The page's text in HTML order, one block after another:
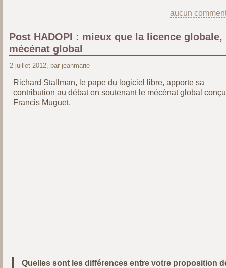
aucun
Post HADOPI : mieux que la licence globale,
mécénat global
2 juillet 2012, par jeanmarie
Richard Stallman, le pape du logiciel libre, apporte sa
contribution au débat en soutenant le mécénat global
Francis Muguet.
Quelles sont les différences entre votre proposition